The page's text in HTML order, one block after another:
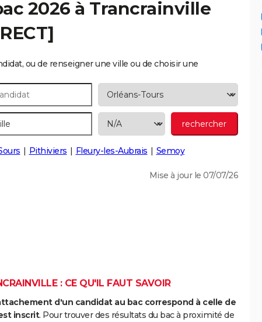
2026 à Trancrainville
ou de renseigner une ville ou de choisir une
Pithiviers Fleury-les-Aubrais Semoy
Mise à jour le 07/07/26
: CE QU'IL FAUT SAVOIR
d'un candidat au bac correspond à celle de
inscrit. Pour trouver des résultats du bac à proximité de